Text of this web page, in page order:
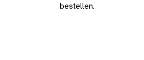
bestellen.